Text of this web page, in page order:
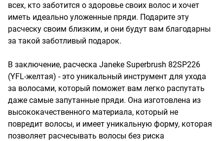
всех, кто заботится о здоровье своих волос и хочет
иметь идеально уложенные пряди. Подарите эту
расческу своим близким, и они будут вам благодарны
за такой заботливый подарок.
В заключение, расческа Janeke Superbrush 82SP226
(YFL-желтая) - это уникальный инструмент для ухода
за волосами, который поможет вам легко распутать
даже самые запутанные пряди. Она изготовлена из
высококачественного материала, который не
повредит волосы, и имеет уникальную форму, которая
позволяет расчесывать волосы без риска